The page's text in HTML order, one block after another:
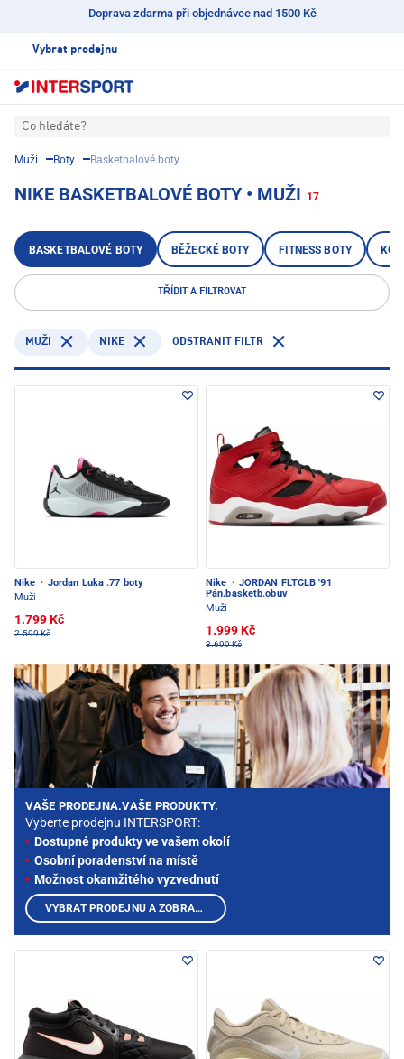
Doprava zdarma při objednávce nad 1500 Kč
Vybrat prodejnu
Co hledáte?
Muži Boty Basketbalové boty
NIKE BASKETBALOVÉ BOTY • MUŽI 17
BASKETBALOVÉ BOTY BĚŽECKÉ BOTY FITNESS BOTY
TŘÍDIT A FILTROVAT
MUŽI NIKE ODSTRANIT FILTR
Nike · Jordan Luka .77 boty
Muži
1.799 Kč
2.599 Kč
Nike · JORDAN FLTCLB '91
Pán.basketb.obuv
Muži
1.999 Kč
3.699 Kč
VAŠE PRODEJNA.VAŠE PRODUKTY.
Vyberte prodejnu INTERSPORT:
Dostupné produkty ve vašem okolí
Osobní poradenství na místě
Možnost okamžitého vyzvednutí
VYBRAT PRODEJNU A ZOBRAZIT PRODUKTY